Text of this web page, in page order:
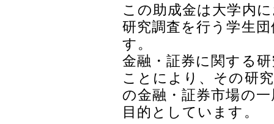
この助成金は大学内
研究調査を行う学生
す。
金融・証券に関する
ことにより、その研
の金融・証券市場の
目的としています。